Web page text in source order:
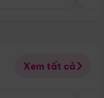
Xem tất cả
Điểm nổi bật